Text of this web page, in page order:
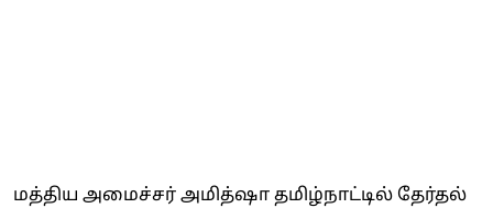
மத்திய அமைச்சர் அமித்ஷா தமிழ்நாட்டில் தேர்தல்